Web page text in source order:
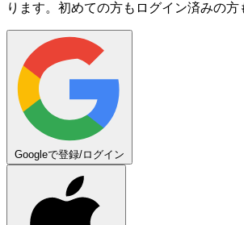
ります。初めての方もログイン済みの方
Googleで登録/ログイン